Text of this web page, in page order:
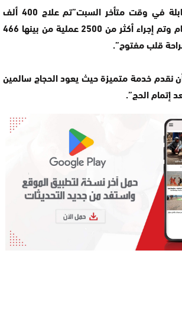
وقال لرويترز في مقابلة في وقت متأخر السبت”تم علاج 400 ألف
شخص خلال خمسة أيام وتم إجراء أكثر من 2500 عملية من بينها 466
نقدم خدمة متميزة حيث يعود الحجاج سالمين
إتمام الحج”.